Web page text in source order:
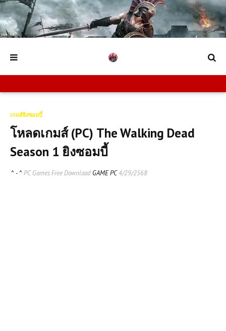
เกมส์ยิงซอมบี้
โหลดเกมส์ (PC) The Walking Dead
Season 1 ยิงซอมบี้
^ - ^ PC Games Free Download GAME PC4/29/2568